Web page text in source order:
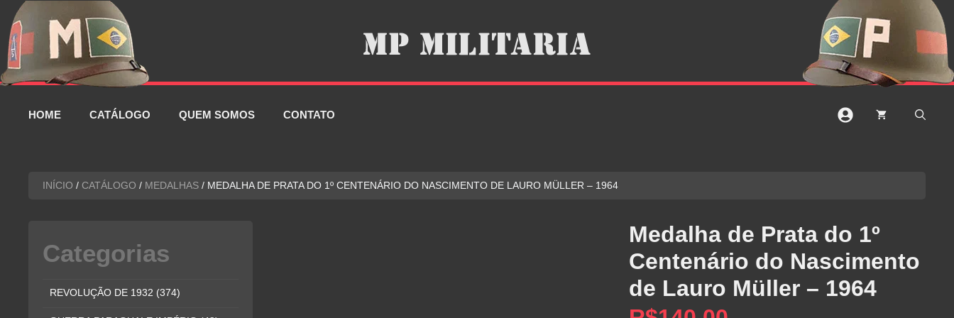
Pular
para
conteúdo
HOME CATÁLOGO QUEM SOMOS CONTATO
INÍCIO / CATÁLOGO / MEDALHAS / MEDALHA DE PRATA DO 1º CENTENÁRIO DO NASCIMENTO DE LAURO MÜLLER – 1964
Medalha de Prata do 1º
Centenário do Nascimento
de Lauro Müller – 1964
Categorias
REVOLUÇÃO DE 1932 (374)